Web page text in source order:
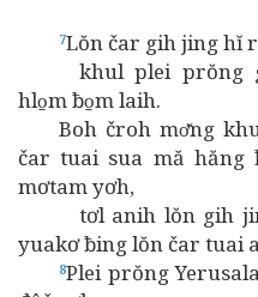
7Lŏn čar gih jing hĭ
khul plei prŏng
hlo̱m ƀo̱m laih.
Boh čroh mơ̆ng
čar tuai sua mă hăng
mơtam yơh,
tơl anih lŏn gih
yuakơ ƀing lŏn čar tuai
8Plei prŏng